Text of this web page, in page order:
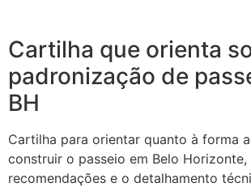
Cartilha que orienta
padronização de
BH
Cartilha para orientar quanto à forma
construir o passeio em Belo Horizonte,
recomendações e o detalhamento